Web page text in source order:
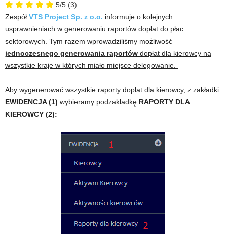
5/5 (3)
Zespół VTS Project Sp. z o.o. informuje o kolejnych
usprawnieniach w generowaniu raportów dopłat do płac
sektorowych. Tym razem wprowadziliśmy możliwość
jednoczesnego generowania raportów dopłat dla kierowcy na
wszystkie kraje w których miało miejsce delegowanie.
Aby wygenerować wszystkie raporty dopłat dla kierowcy, z zakładki
EWIDENCJA (1) wybieramy podzakładkę RAPORTY DLA
KIEROWCY (2):